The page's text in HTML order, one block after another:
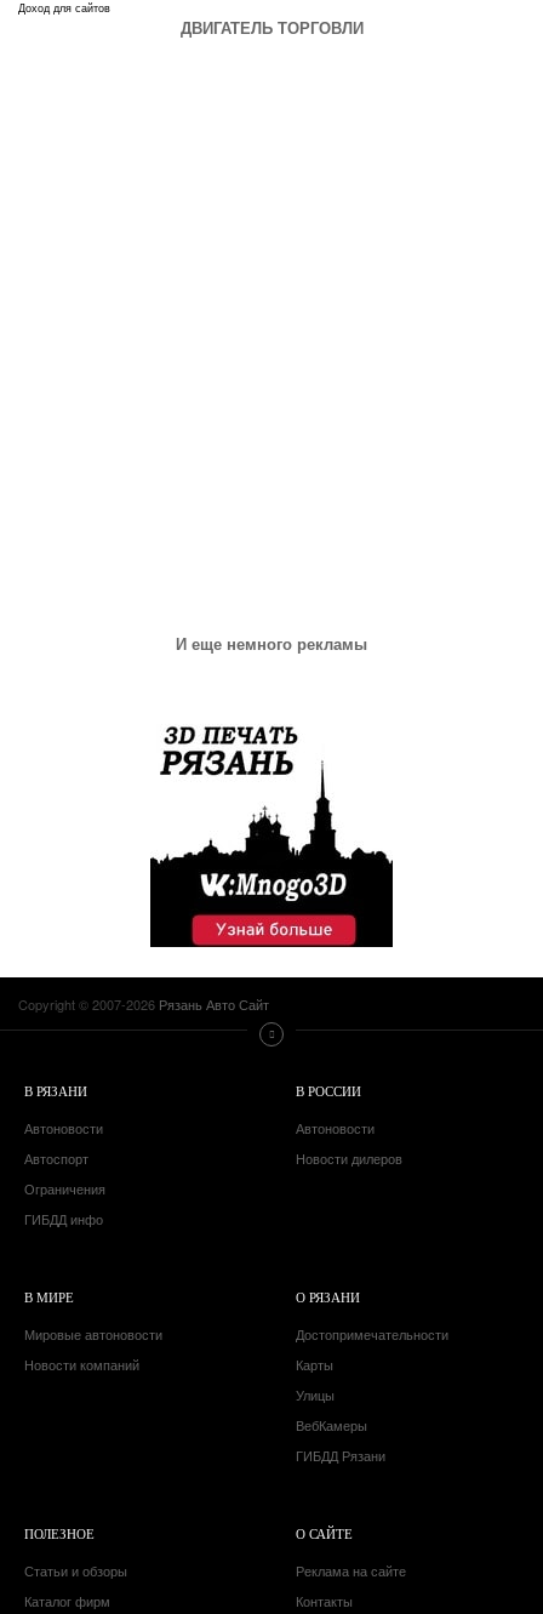
Доход для сайтов
ДВИГАТЕЛЬ ТОРГОВЛИ
И еще немного рекламы
Copyright © 2007-2026 Рязань Авто Сайт
В РЯЗАНИ
Автоновости
Автоспорт
Ограничения
ГИБДД инфо
В РОССИИ
Автоновости
Новости дилеров
В МИРЕ
Мировые автоновости
Новости компаний
О РЯЗАНИ
Достопримечательности
Карты
Улицы
ВебКамеры
ГИБДД Рязани
ПОЛЕЗНОЕ
Статьи и обзоры
Каталог фирм
О САЙТЕ
Реклама на сайте
Контакты